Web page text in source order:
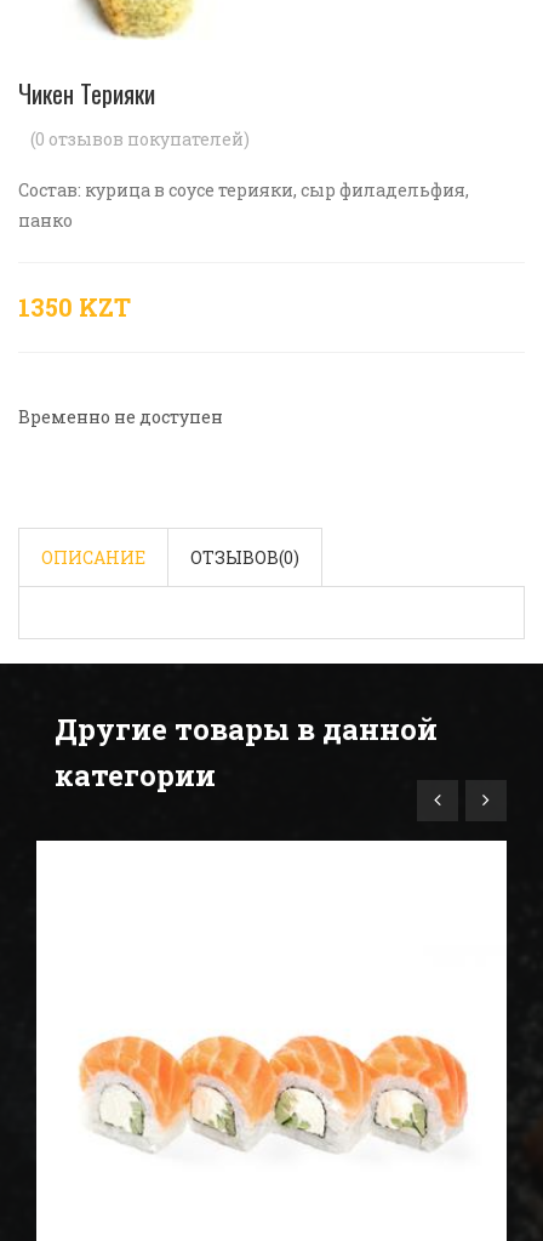
Чикен Терияки
(0 отзывов покупателей)
Состав: курица в соусе терияки, сыр филадельфия,
панко
1350 KZT
Временно не доступен
ОПИСАНИЕ ОТЗЫВОВ(0)
Другие товары в данной
категории